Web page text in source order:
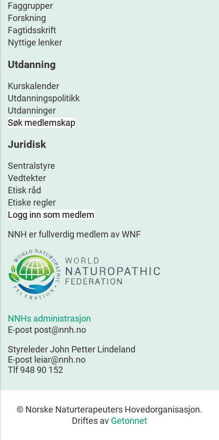
Faggrupper
Forskning
Fagtidsskrift
Nyttige lenker
Utdanning
Kurskalender
Utdanningspolitikk
Utdanninger
Søk medlemskap
Juridisk
Sentralstyre
Vedtekter
Etisk råd
Etiske regler
Logg inn som medlem
NNH er fullverdig medlem av WNF
NNHs administrasjon
E-post post@nnh.no
Styreleder John Petter Lindeland
E-post leiar@nnh.no
Tlf 948 90 152
© Norske Naturterapeuters Hovedorganisasjon.
Driftes av Getonnet